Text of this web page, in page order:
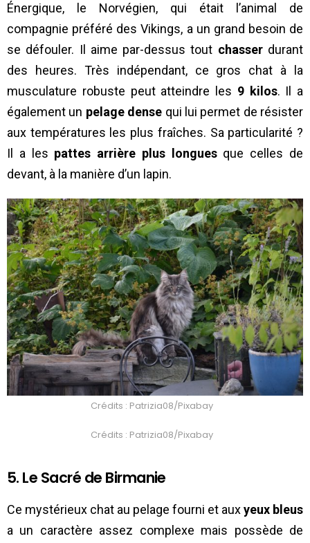
Énergique, le Norvégien, qui était l’animal de
compagnie préféré des Vikings, a un grand besoin de
se défouler. Il aime par-dessus tout chasserdurant
des heures. Très indépendant, ce gros chat à la
musculature robuste peut atteindre les 9 kilos. Il a
également un pelage dense qui lui permet de résister
aux températures les plus fraîches. Sa particularité ?
Il a les pattes arrière plus longuesque celles de
devant, à la manière d’un lapin.
Crédits : Patrizia08/Pixabay
Crédits : Patrizia08/Pixabay
5. Le Sacré de Birmanie
Ce mystérieux chat au pelage fourni et auxyeux bleus
a un caractère assez complexe mais possède de